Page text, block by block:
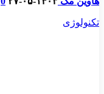
تکنولوژی